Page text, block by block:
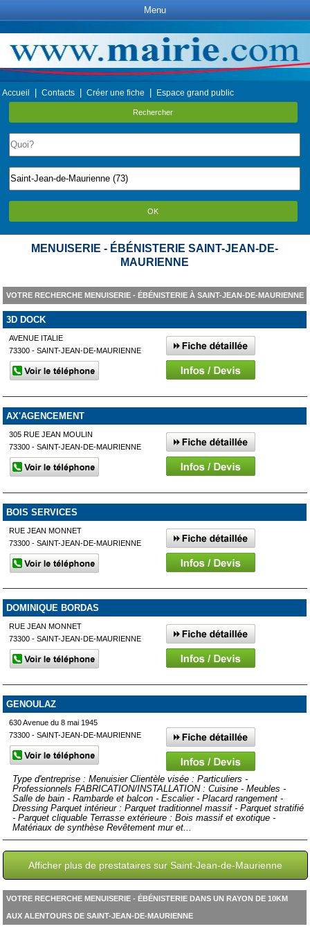
Menu
Accueil Contacts Créer une fiche Espace grand public
Rechercher
OK
MENUISERIE - ÉBÉNISTERIE SAINT-JEAN-DE-
MAURIENNE
VOTRE RECHERCHE MENUISERIE - ÉBÉNISTERIE À SAINT-JEAN-DE-MAURIENNE
3D DOCK
AVENUE ITALIE
73300 - SAINT-JEAN-DE-MAURIENNE
AX'AGENCEMENT
305 RUE JEAN MOULIN
73300 - SAINT-JEAN-DE-MAURIENNE
BOIS SERVICES
RUE JEAN MONNET
73300 - SAINT-JEAN-DE-MAURIENNE
DOMINIQUE BORDAS
RUE JEAN MONNET
73300 - SAINT-JEAN-DE-MAURIENNE
GENOULAZ
630 Avenue du 8 mai 1945
73300 - SAINT-JEAN-DE-MAURIENNE
Type d'entreprise : Menuisier Clientèle visée : Particuliers -
Professionnels FABRICATION/INSTALLATION : Cuisine - Meubles -
Salle de bain - Rambarde et balcon - Escalier - Placard rangement -
Dressing Parquet intérieur : Parquet traditionnel massif - Parquet stratifié
- Parquet cliquable Terrasse extérieure : Bois massif et exotique -
Matériaux de synthèse Revêtement mur et...
Afficher plus de prestataires sur Saint-Jean-de-Maurienne
VOTRE RECHERCHE MENUISERIE - ÉBÉNISTERIE DANS UN RAYON DE 10KM
AUX ALENTOURS DE SAINT-JEAN-DE-MAURIENNE